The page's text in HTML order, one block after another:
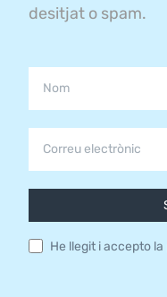
desitjat o spam.
He llegit i accepto la